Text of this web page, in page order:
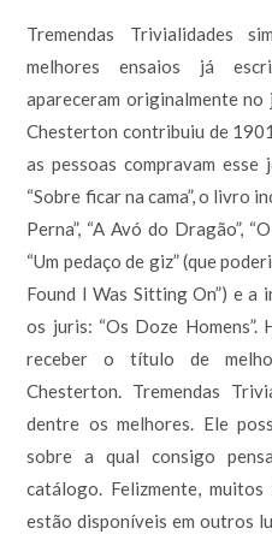
Tremendas Trivialidades
melhores ensaios já
apareceram originalmente
Chesterton contribuiu de
as pessoas compravam
“Sobre ficar na cama”, o livro
Perna”, “A Avó do Dragão”,
“Um pedaço de giz” (que
Found I Was Sitting On”) e a
os juris: “Os Doze
receber o título de
Chesterton. Tremendas
dentre os melhores. Ele
sobre a qual consigo
catálogo. Felizmente,
estão disponíveis em outros